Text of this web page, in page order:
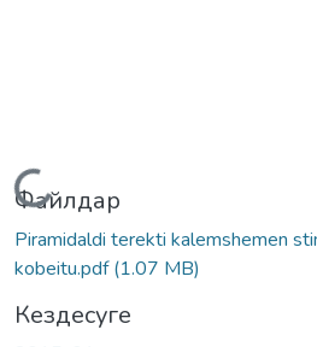
Жүктеу...
Файлдар
Piramidaldi terekti kalemshemen
kobeitu.pdf(1.07 MB)
Кездесуге